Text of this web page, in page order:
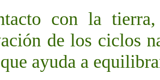
con la
de los ciclos
ayuda a